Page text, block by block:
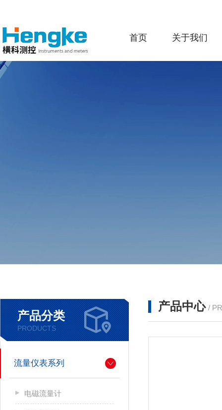
首页 关于我们
产品分类
PRODUCTS
流量仪表系列
电磁流量计
产品中心 /